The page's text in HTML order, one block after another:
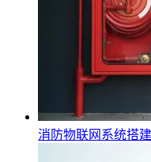
消防物联网系统搭